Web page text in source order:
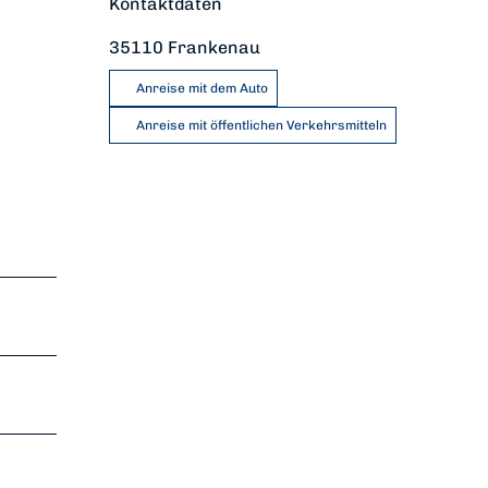
35110 Frankenau
Anreise mit dem Auto
Anreise mit öffentlichen Verkehrsmitteln